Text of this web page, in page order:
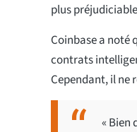
plus
Coinbase a noté
contrats
Cependant, il ne
« Bien